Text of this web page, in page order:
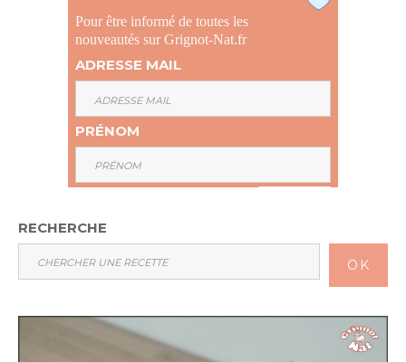
Pour être informé de toutes les
nouveautés sur Grignot-Nat.fr
ADRESSE MAIL
PRÉNOM
RECHERCHE
OK